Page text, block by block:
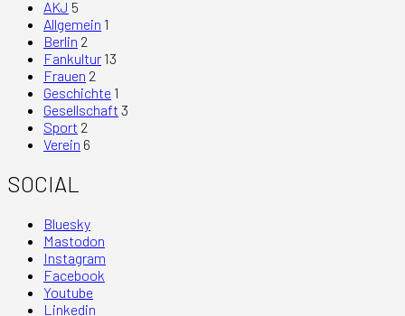
AKJ 5
Allgemein 1
Berlin 2
Fankultur 13
Frauen 2
Geschichte 1
Gesellschaft 3
Sport 2
Verein 6
SOCIAL
Bluesky
Mastodon
Instagram
Facebook
Youtube
Linkedin